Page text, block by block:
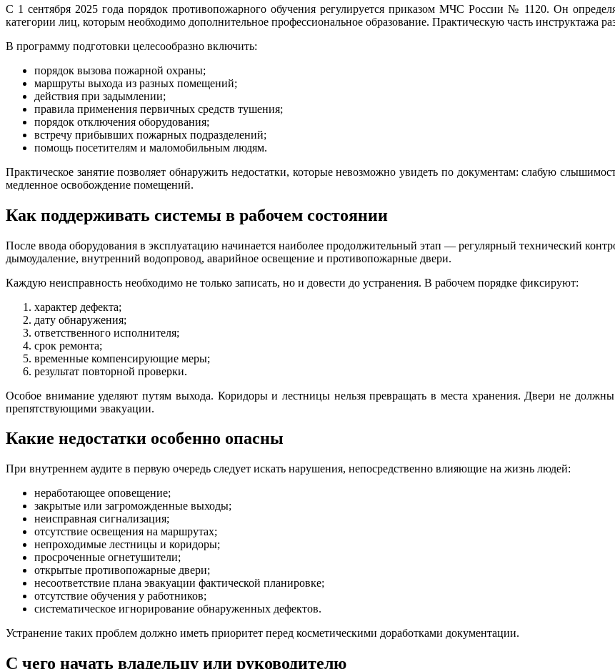
С 1 сентября 2025 года порядок противопожарного обучения регулируется приказом МЧС России № 1120. Он
категории лиц, которым необходимо дополнительное профессиональное образование. Практическую часть инструктажа
В программу подготовки целесообразно включить:
порядок вызова пожарной охраны;
маршруты выхода из разных помещений;
действия при задымлении;
правила применения первичных средств тушения;
порядок отключения оборудования;
встречу прибывших пожарных подразделений;
помощь посетителям и маломобильным людям.
Практическое занятие позволяет обнаружить недостатки, которые невозможно увидеть по документам: слабую
медленное освобождение помещений.
Как поддерживать системы в рабочем состоянии
После ввода оборудования в эксплуатацию начинается наиболее продолжительный этап — регулярный технический
дымоудаление, внутренний водопровод, аварийное освещение и противопожарные двери.
Каждую неисправность необходимо не только записать, но и довести до устранения. В рабочем порядке фиксируют:
характер дефекта;
дату обнаружения;
ответственного исполнителя;
срок ремонта;
временные компенсирующие меры;
результат повторной проверки.
Особое внимание уделяют путям выхода. Коридоры и лестницы нельзя превращать в места хранения. Двери не
препятствующими эвакуации.
Какие недостатки особенно опасны
При внутреннем аудите в первую очередь следует искать нарушения, непосредственно влияющие на жизнь людей:
неработающее оповещение;
закрытые или загроможденные выходы;
неисправная сигнализация;
отсутствие освещения на маршрутах;
непроходимые лестницы и коридоры;
просроченные огнетушители;
открытые противопожарные двери;
несоответствие плана эвакуации фактической планировке;
отсутствие обучения у работников;
систематическое игнорирование обнаруженных дефектов.
Устранение таких проблем должно иметь приоритет перед косметическими доработками документации.
С чего начать владельцу или руководителю